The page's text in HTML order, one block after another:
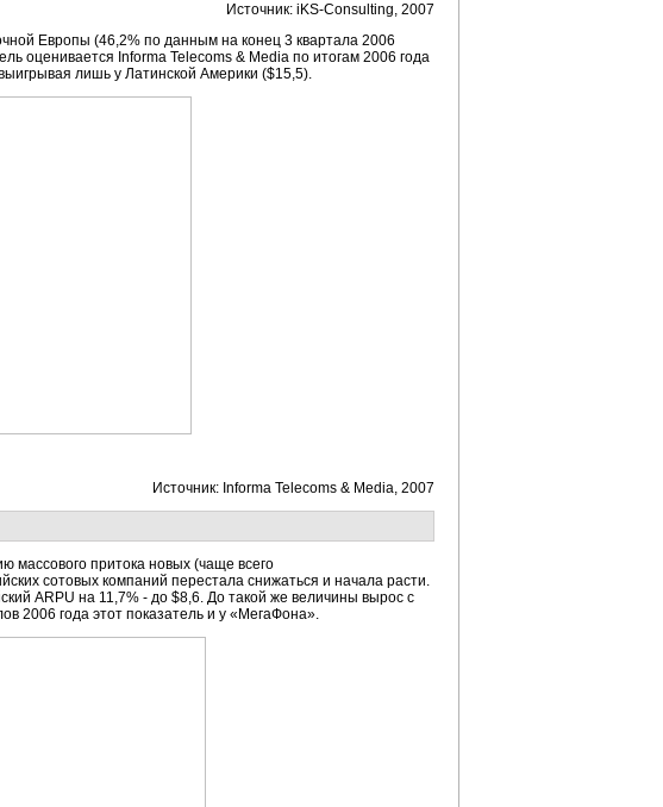
Источник: iKS-Consulting, 2007
Европы (46,2% по данным на конец 3 квартала 2006
оценивается Informa Telecoms & Media по итогам 2006 года
лишь у Латинской Америки ($15,5).
Источник: Informa Telecoms & Media, 2007
массового притока новых (чаще всего
сотовых компаний перестала снижаться и начала расти.
ARPU на 11,7% - до $8,6. До такой же величины вырос с
2006 года этот показатель и у «МегаФона».